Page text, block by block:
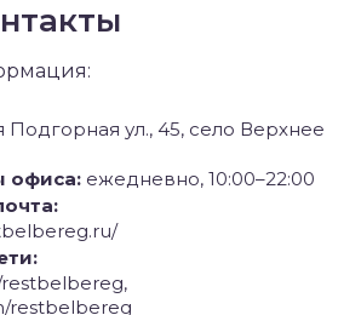
ул., 45, село Верхнее
офиса: ежедневно, 10:00–22:00
restbelbereg